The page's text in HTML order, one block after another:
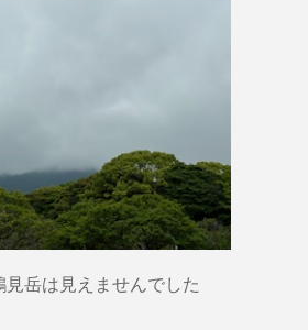
岳は見えませんでした